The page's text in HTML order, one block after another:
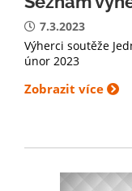
7.3.2023
Výherci soutěže
únor 2023
Zobrazit více